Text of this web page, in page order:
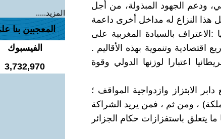
الجهود المبذولة، من أجل
هذا النزاع له مداخل أخرى داعمة
بالسيادة المغربية على
اقتصادية وتنموية بهذه الأقاليم .
اعتبارا لوزنها الدولي وقوة
الابتزاز وازدواجية المواقف ؛
، ومن ثم ، فمن يريد الشراكة
يتعلق باستفزازات حكام الجزائر
المزيد.....
المعجبين بنا
الفيسبوك
3,732,970